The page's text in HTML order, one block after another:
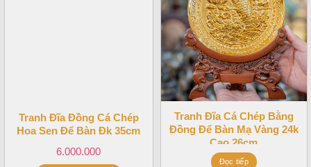
Tranh Đĩa Đồng Cá Chép
Hoa Sen Để Bàn Đk 35cm
6.000.000
Tranh Đĩa Cá Chép Bằng
Đồng Để Bàn Mạ Vàng 24k
Cao 26cm
Đọc tiếp